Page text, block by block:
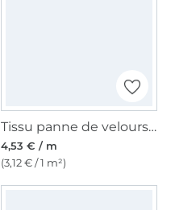
Tissu panne de velours, bleu pigeon
4,53 € / m
(3,12 € / 1 m²)